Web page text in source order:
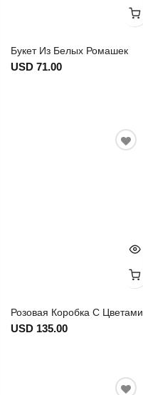
Букет Из Белых Ромашек
USD 71.00
Розовая Коробка С Цветами
USD 135.00